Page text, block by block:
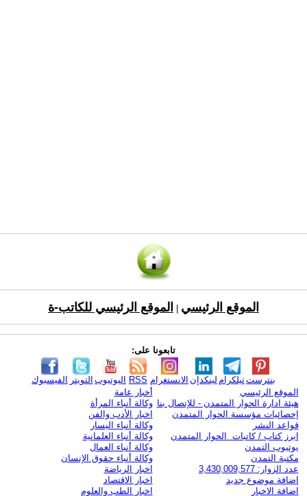
الموقع الرئيسي الموقع الرئيسي للكاتب-ة
تابعونا على:
الفيسبوك التويتر اليوتيوب RSS الانستغرام لينكدإن تيلكرامبنترست
الموقع الرئيسي
هيئة ادارة الحوار المتمدن - للإتصال بنا
إحصائيات مؤسسة الحوار المتمدن
قواعد النشر
ابرز كتاب / كاتبات الحوار المتمدن
يوتيوب التمدن
مكتبة التمدن
عدد الزوار: 3,430,009,577
اضافة موضوع جديد
اضافة الاخبار
أخبار عامة
وكالة أنباء المرأة
اخبار الأدب والفن
وكالة أنباء اليسار
وكالة أنباء العلمانية
وكالة أنباء العمال
وكالة أنباء حقوق الإنسان
اخبار الرياضة
اخبار الاقتصاد
اخبار الطب والعلوم